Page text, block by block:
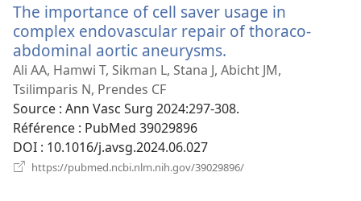
fenêtre)
The importance of cell saver usage in
complex endovascular repair of thoraco-
abdominal aortic aneurysms.
une
fenêtre)
Ali AA, Hamwi T, Sikman L, Stana J, Abicht JM,
Tsilimparis N, Prendes CF
Source ‎: Ann Vasc Surg 2024:297-308.
Référence ‎: PubMed 39029896
DOI ‎: 10.1016/j.avsg.2024.06.027
https://pubmed.ncbi.nlm.nih.gov/39029896/